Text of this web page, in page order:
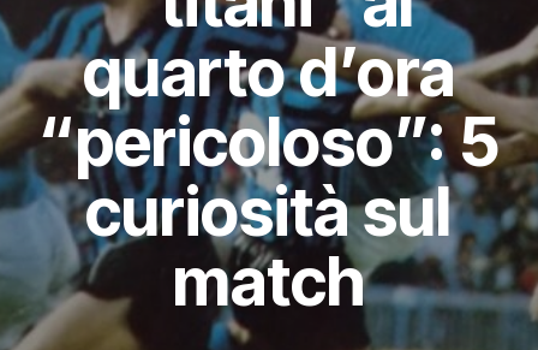
quarto d’ora
“pericoloso”: 5
curiosità sul
match